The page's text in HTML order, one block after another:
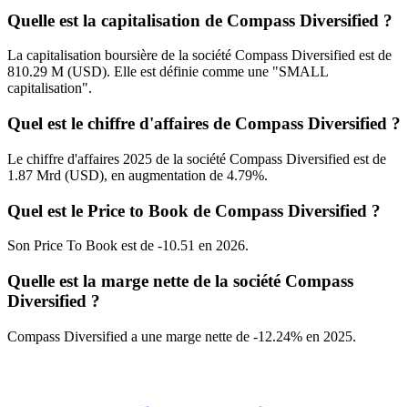
Quelle est la capitalisation de Compass Diversified ?
La capitalisation boursière de la société Compass Diversified est de
810.29 M (USD). Elle est définie comme une "SMALL
capitalisation".
Quel est le chiffre d'affaires de Compass Diversified ?
Le chiffre d'affaires 2025 de la société Compass Diversified est de
1.87 Mrd (USD), en augmentation de 4.79%.
Quel est le Price to Book de Compass Diversified ?
Son Price To Book est de -10.51 en 2026.
Quelle est la marge nette de la société Compass
Diversified ?
Compass Diversified a une marge nette de -12.24% en 2025.